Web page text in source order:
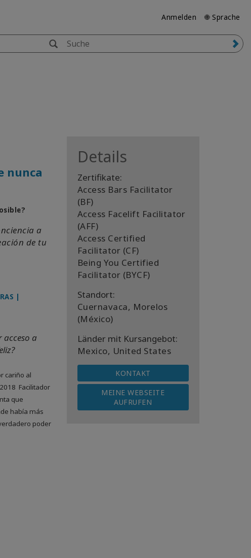
Anmelden 🌐 Sprache
nunca
a
de tu
|
acceso a
cariño al
Facilitador
que
había más
poder
Details
Zertifikate:
Access Bars Facilitator
(BF)
Access Facelift Facilitator
(AFF)
Access Certified
Facilitator (CF)
Being You Certified
Facilitator (BYCF)
Standort:
Cuernavaca, Morelos
(México)
Länder mit Kursangebot:
Mexico, United States
KONTAKT
MEINE WEBSEITE
AUFRUFEN